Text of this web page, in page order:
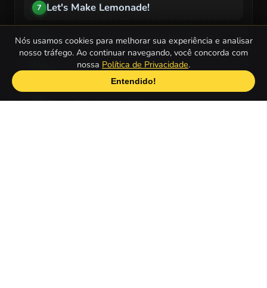
7 Let's Make Lemonade!
8 Strawberry Shortcake Cooking Soup
9 Strawberry Delicious Boutique
10 Berry Bitty Ballet Cherry Jam
Nós usamos cookies para melhorar sua experiência e analisar
nosso tráfego. Ao continuar navegando, você concorda com
nossa Política de Privacidade.
Entendido!